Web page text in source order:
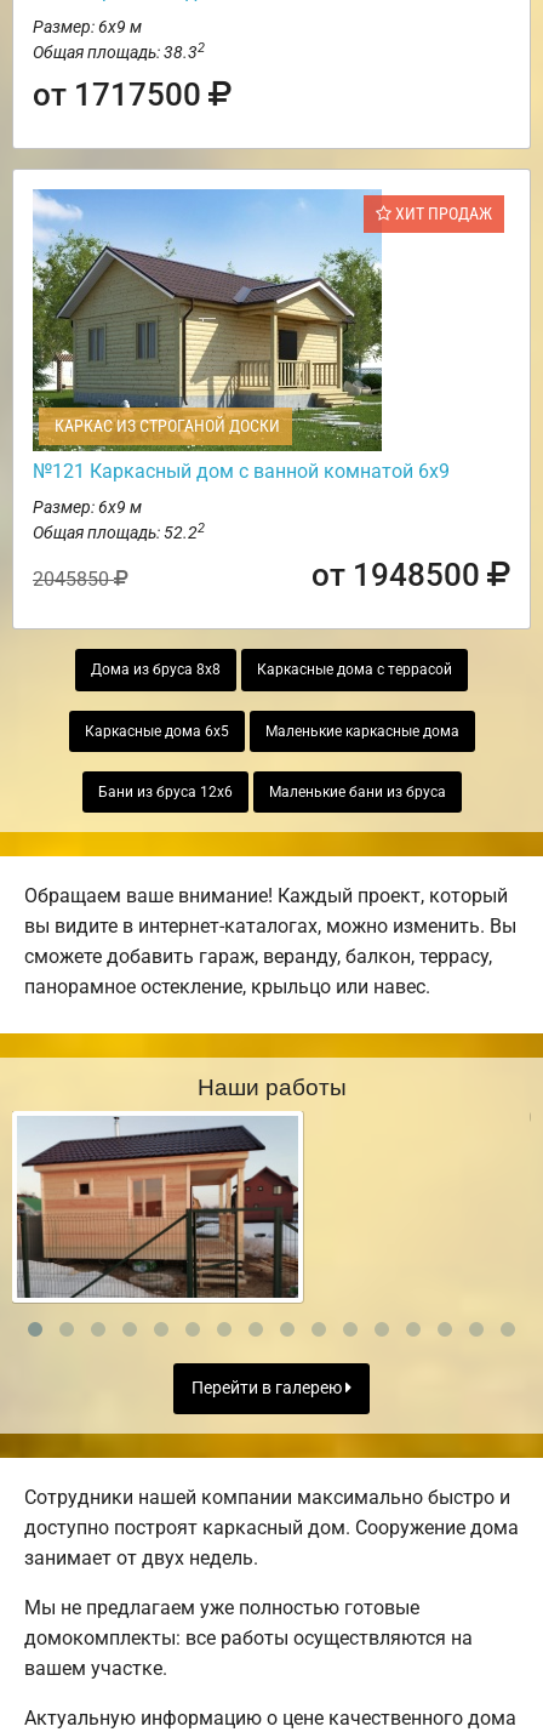
Размер: 6х9 м
Общая площадь: 38.32
от 1717500
ХИТ ПРОДАЖ
КАРКАС ИЗ СТРОГАНОЙ ДОСКИ
№121 Каркасный дом с ванной комнатой 6х9
Размер: 6х9 м
Общая площадь: 52.22
2045850 от 1948500
Дома из бруса 8х8 Каркасные дома с террасой
Каркасные дома 6х5 Маленькие каркасные дома
Бани из бруса 12х6 Маленькие бани из бруса
Обращаем ваше внимание! Каждый проект, который
вы видите в интернет-каталогах, можно изменить. Вы
сможете добавить гараж, веранду, балкон, террасу,
панорамное остекление, крыльцо или навес.
Наши работы
Перейти в галерею
Сотрудники нашей компании максимально быстро и
доступно построят каркасный дом. Сооружение дома
занимает от двух недель.
Мы не предлагаем уже полностью готовые
домокомплекты: все работы осуществляются на
вашем участке.
Актуальную информацию о цене качественного дома